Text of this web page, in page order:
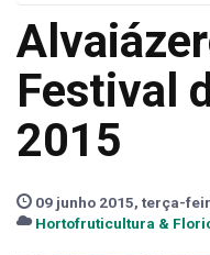
Festival
2015
09 junho 2015, terça-
Hortofruticultura &